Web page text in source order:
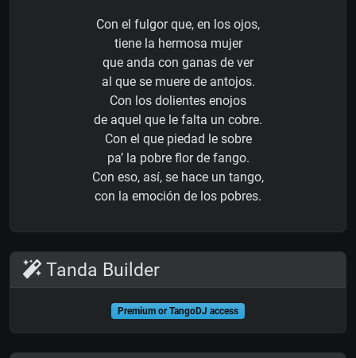
Con el fulgor que, en los ojos,
tiene la hermosa mujer
que anda con ganas de ver
al que se muere de antojos.
Con los dolientes enojos
de aquel que le falta un cobre.
Con el que piedad le sobre
pa’ la pobre flor de fango.
Con eso, así, se hace un tango,
con la emoción de los pobres.
Tanda Builder
Premium or TangoDJ access